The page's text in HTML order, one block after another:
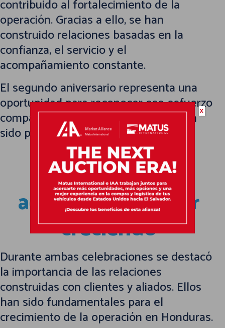
contribuido al fortalecimiento de la
operación. Gracias a ello, se han
construido relaciones basadas en la
confianza, el servicio y el
acompañamiento constante.
El segundo aniversario representa una
oportunidad para reconocer ese esfuerzo
compartido y agradecer a quienes han
sido parte del recorrido.
Un espacio para
agradecer y seguir
creciendo
Durante ambas celebraciones se destacó
la importancia de las relaciones
construidas con clientes y aliados. Ellos
han sido fundamentales para el
crecimiento de la operación en Honduras.
x